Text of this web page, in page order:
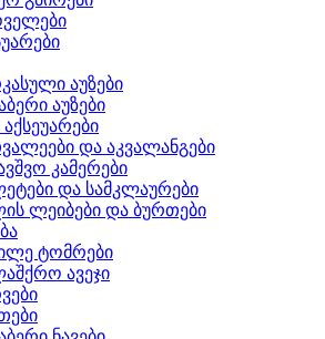
აუზები
აუზები
და აკვალანგები
კამერები
და სამკლაურები
ლეიბები და ბურთები
ტომრები
ავეჯი